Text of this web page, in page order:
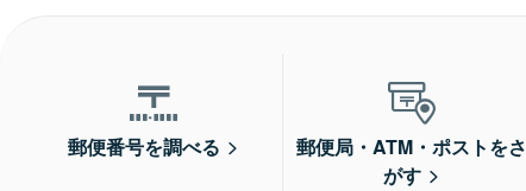
郵便番号を調べる
郵便局・ATM・ポストをさ
がす